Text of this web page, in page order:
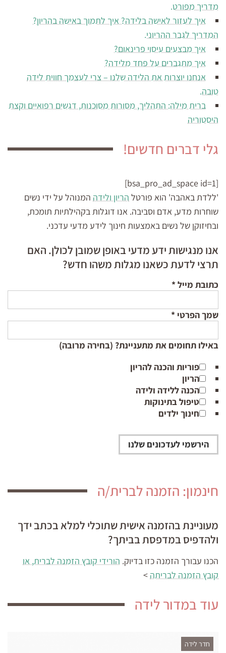
מדריך מפורט.
איך לעזור לאישה בלידה? איך לתמוך באישה בהריון?
המדריך לגבר ההריוני.
איך מבצעים עיסוי פרינאום?
איך מתגברים על פחד מלידה?
אנחנו יוצרות את הלידה שלנו – צרי לעצמך חווית לידה
טובה.
ברית מילה: התהליך, מסורות מסוכנות, דגשים רפואיים וקצת
היסטוריה
גלי דברים חדשים!
[bsa_pro_ad_space id=1]
'ללדת באהבה' הוא פורטל הריון ולידה המנוהל על ידי נשים
שוחרות מדע, אדם וסביבה. אנו דוגלות בקהילתיות תומכת,
ובחיזוקן של נשים באמצעות חינוך לידע מדעי עדכני.
אנו מנגישות ידע מדעי באופן שמובן לכולן. האם
תרצי לדעת כשאנו מגלות משהו חדש?
כתובת מייל*
שמך הפרטי *
באילו תחומים את מתעניינת? (בחירה מרובה)
פוריות והכנה להריון
הריון
הכנה ללידה ולידה
טיפול בתינוקות
חינוך ילדים
חינמון: הזמנה לברית/ה
מעוניינת בהזמנה אישית שתוכלי למלא בכתב ידך
ולהדפיס במדפסת בביתך?
הכנו עבורך הזמנה כזו בדיוק. הורידי קובץ הזמנה לברית, או
קובץ הזמנה לבריתה >
עוד במדור לידה
חדר לידה